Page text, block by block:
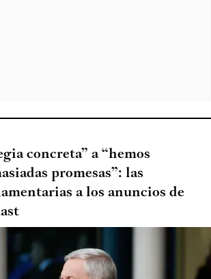
concreta” a “hemos
promesas”: las
a los anuncios de